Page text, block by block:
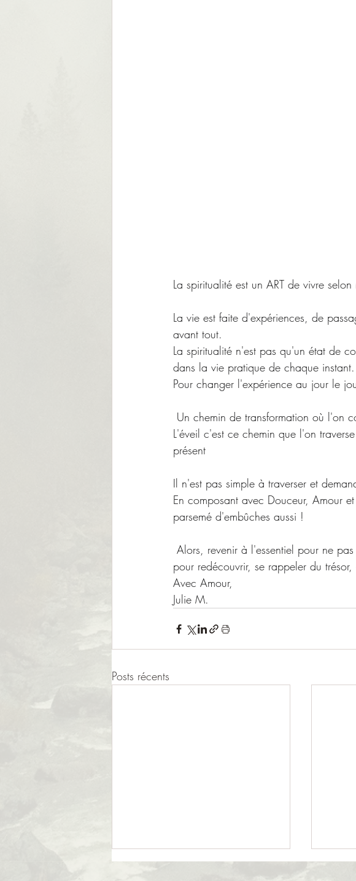
La spiritualité est un ART de vivre selon
La vie est faite d'expériences, de
avant tout.
La spiritualité n'est pas qu'un état de
dans la vie pratique de chaque instant.
Pour changer l'expérience au jour le
Un chemin de transformation où l'on
L'éveil c'est ce chemin que l'on
présent
Il n'est pas simple à traverser et
En composant avec Douceur, Amour
parsemé d'embûches aussi !
Alors, revenir à l'essentiel pour ne
pour redécouvrir, se rappeler du
Avec Amour,
Julie M.
Posts récents